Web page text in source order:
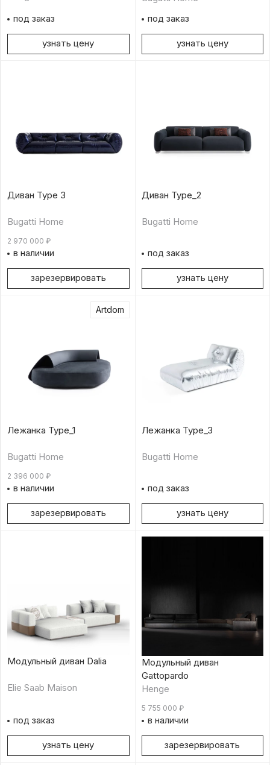
под заказ
узнать цену
под заказ
узнать цену
Диван Type 3
Bugatti Home
2 970 000 ₽
в наличии
зарезервировать
Диван Type_2
Bugatti Home
под заказ
узнать цену
Artdom
Лежанка Type_1
Bugatti Home
2 396 000 ₽
в наличии
зарезервировать
Лежанка Type_3
Bugatti Home
под заказ
узнать цену
Модульный диван Dalia
Elie Saab Maison
под заказ
узнать цену
Модульный диван
Gattopardo
Henge
5 755 000 ₽
в наличии
зарезервировать